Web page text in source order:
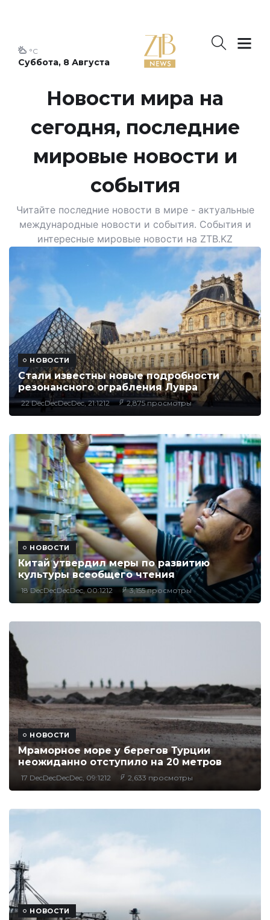
Суббота, 8 Августа
°C
Новости мира на
сегодня, последние
мировые новости и
события
Читайте последние новости в мире - актуальные
международные новости и события. События и
интересные мировые новости на ZTB.KZ
НОВОСТИ
Стали известны новые подробности
резонансного ограбления Лувра
22 DecDecDecDec, 21:1212 2,875 просмотры
НОВОСТИ
Китай утвердил меры по развитию
культуры всеобщего чтения
18 DecDecDecDec, 00:1212 3,155 просмотры
НОВОСТИ
Мраморное море у берегов Турции
неожиданно отступило на 20 метров
17 DecDecDecDec, 09:1212 2,633 просмотры
НОВОСТИ